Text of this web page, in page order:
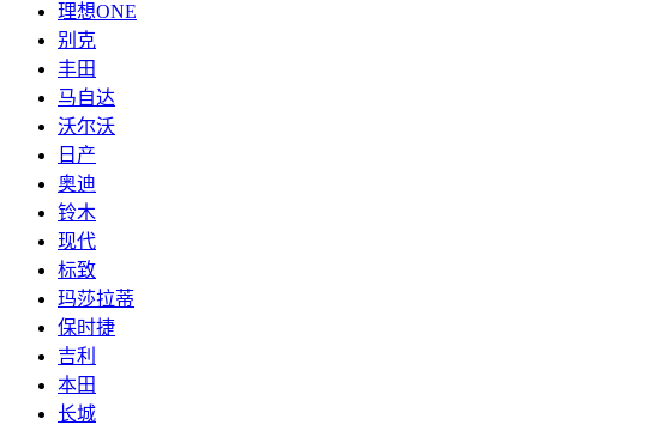
理想ONE
别克
丰田
马自达
沃尔沃
日产
奥迪
铃木
现代
标致
玛莎拉蒂
保时捷
吉利
本田
长城